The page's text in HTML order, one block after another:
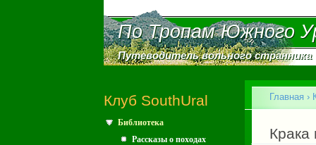
По Тропам Южного
По Тропам Южного
Путеводитель вольного странника
Путеводитель вольного странника
Клуб SouthUral
Библиотека
Рассказы о походах
Вы
Главная ›
Крака